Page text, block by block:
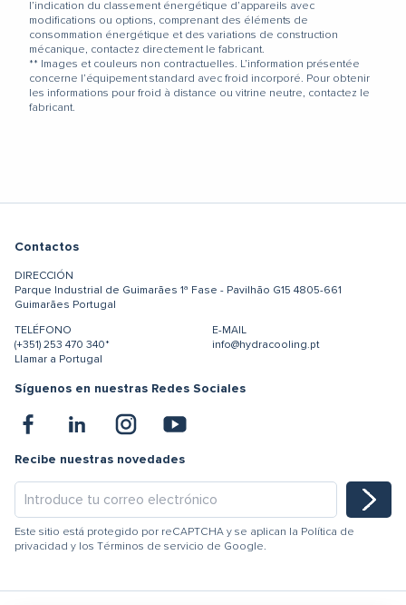
l’indication du classement énergétique d’appareils avec
modifications ou options, comprenant des éléments de
consommation énergétique et des variations de construction
mécanique, contactez directement le fabricant.
** Images et couleurs non contractuelles. L’information présentée
concerne l’équipement standard avec froid incorporé. Pour obtenir
les informations pour froid à distance ou vitrine neutre, contactez le
fabricant.
Contactos
DIRECCIÓN
Parque Industrial de Guimarães 1ª Fase - Pavilhão G15 4805-661
Guimarães Portugal
TELÉFONO
(+351) 253 470 340*
Llamar a Portugal
E-MAIL
info@hydracooling.pt
Síguenos en nuestras Redes Sociales
Recibe nuestras novedades
Este sitio está protegido por reCAPTCHA y se aplican la Política de
privacidad y los Términos de servicio de Google.